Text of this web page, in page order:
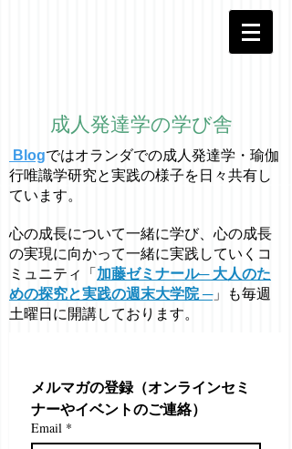
成人発達学の学び舎
Blogではオラ ンダでの成人発達学・ 瑜伽
行唯識学研究と実践の様子を日々共有し
ています。
心の成長について一緒に学び、心の成長
の実現に向かって一緒に実践していくコ
ミュニティ「 加藤ゼミナール─ 大人のた
めの探究と実践の週末大学院 ─」も毎週
土曜日に開講しております。
メルマガの登録（オンラインセミ
ナーやイベントのご連絡）
Email *